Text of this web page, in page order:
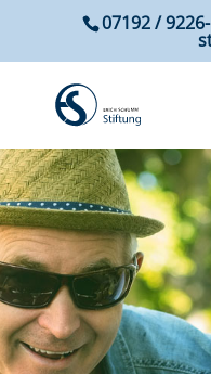
07192 /